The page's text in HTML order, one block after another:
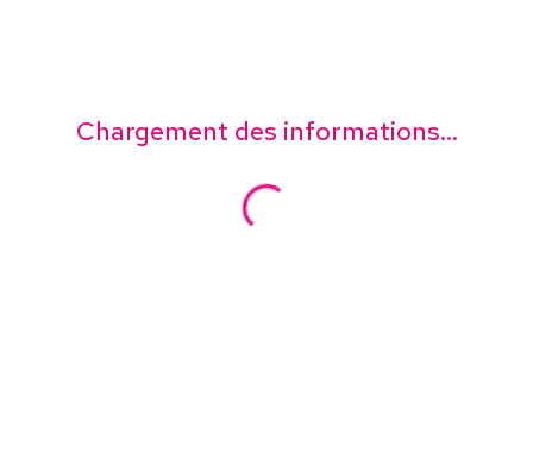
Chargement des informations...